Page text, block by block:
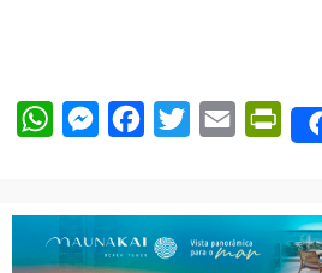
WhatsAppMessengerFacebook
Twitter Email